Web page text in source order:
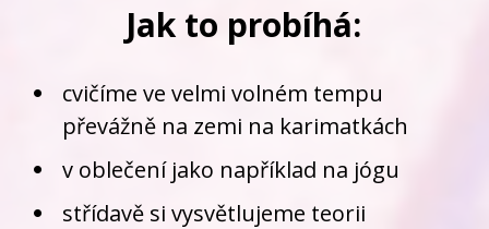
Jak to probíhá:
cvičíme ve velmi volném tempu
převážně na zemi na karimatkách
v oblečení jako například na jógu
střídavě si vysvětlujeme teorii